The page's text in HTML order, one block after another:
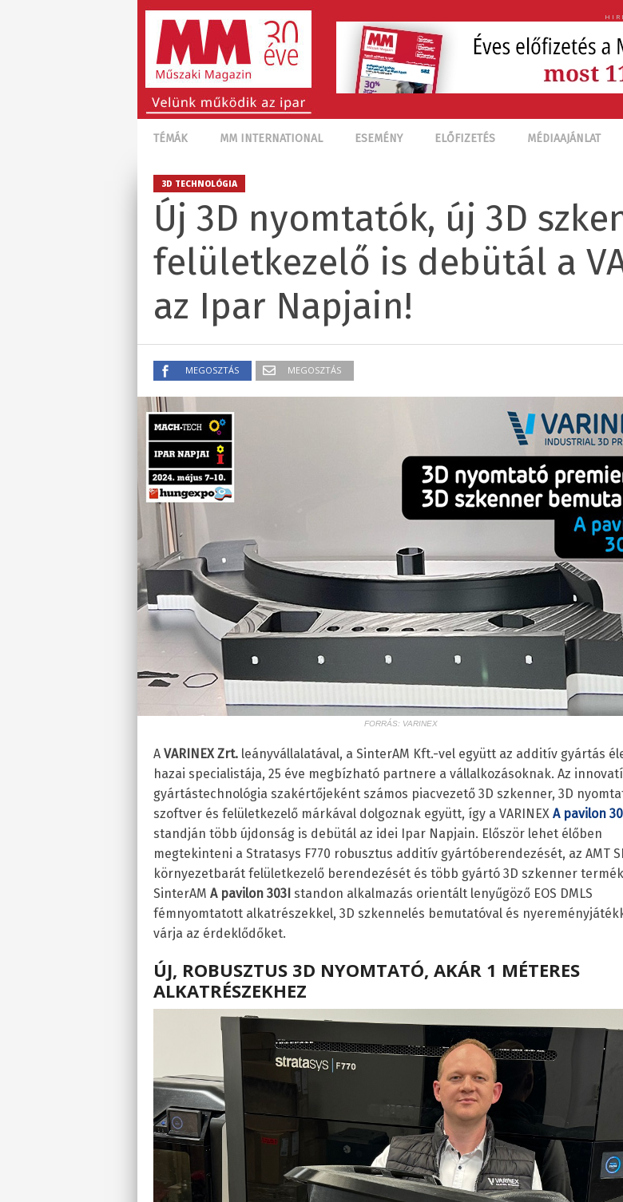
TÉMÁK MM INTERNATIONAL ESEMÉNY ELŐFIZETÉS MÉDIAAJÁNLAT
3D TECHNOLÓGIA
Új 3D nyomtatók, új 3D
felületkezelő is debütál a
az Ipar Napjain!
MEGOSZTÁS MEGOSZTÁS
FORRÁS: VARINEX
A VARINEX Zrt. leányvállalatával, a SinterAM Kft.-vel együtt az additív gyártás
hazai specialistája, 25 éve megbízható partnere a vállalkozásoknak. Az
gyártástechnológia szakértőjeként számos piacvezető 3D szkenner, 3D
szoftver és felületkezelő márkával dolgoznak együtt, így a VARINEX A pavilon
standján több újdonság is debütál az idei Ipar Napjain. Először lehet élőben
megtekinteni a Stratasys F770 robusztus additív gyártóberendezését, az AMT
környezetbarát felületkezelő berendezését és több gyártó 3D szkenner
SinterAM A pavilon 303I standon alkalmazás orientált lenyűgöző EOS DMLS
fémnyomtatott alkatrészekkel, 3D szkennelés bemutatóval és
várja az érdeklődőket.
ÚJ, ROBUSZTUS 3D NYOMTATÓ, AKÁR 1 MÉTERES
ALKATRÉSZEKHEZ